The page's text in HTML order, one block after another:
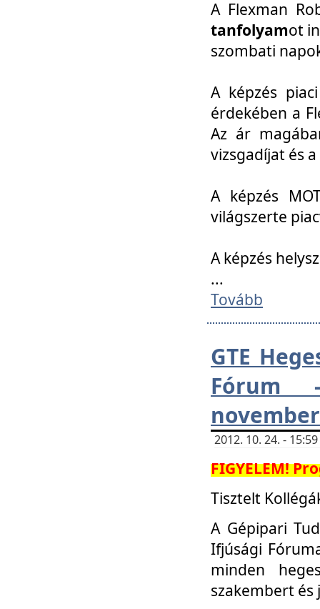
A Flexman
tanfolyamot
szombati
A képzés
érdekében a
Az ár
vizsgadíjat és
A képzés
világszerte
A képzés
...
Tovább
GTE
Fórum
2012. 10. 24. -
FIGYELEM!
Tisztelt
A Gépipari
Ifjúsági
minden
szakembert